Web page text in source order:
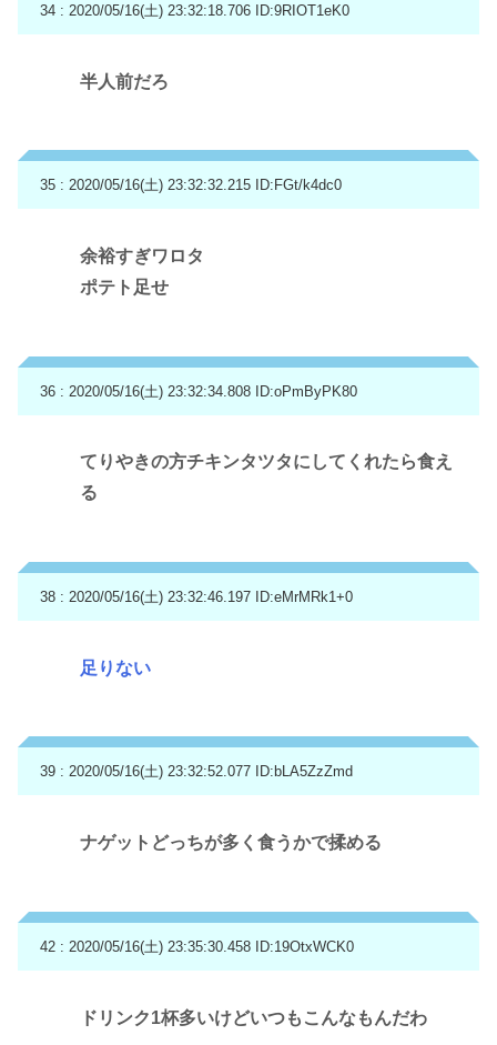
34 : 2020/05/16(土) 23:32:18.706 ID:9RIOT1eK0
半人前だろ
35 : 2020/05/16(土) 23:32:32.215 ID:FGt/k4dc0
余裕すぎワロタ
ポテト足せ
36 : 2020/05/16(土) 23:32:34.808 ID:oPmByPK80
てりやきの方チキンタツタにしてくれたら食え
る
38 : 2020/05/16(土) 23:32:46.197 ID:eMrMRk1+0
足りない
39 : 2020/05/16(土) 23:32:52.077 ID:bLA5ZzZmd
ナゲットどっちが多く食うかで揉める
42 : 2020/05/16(土) 23:35:30.458 ID:19OtxWCK0
ドリンク1杯多いけどいつもこんなもんだわ